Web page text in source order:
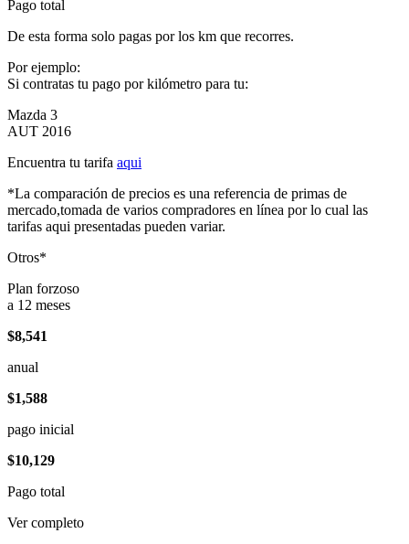
Pago total
De esta forma solo pagas por los km que recorres.
Por ejemplo:
Si contratas tu pago por kilómetro para tu:
Mazda 3
AUT 2016
Encuentra tu tarifa aqui
*La comparación de precios es una referencia de primas de
mercado,tomada de varios compradores en línea por lo cual las
tarifas aqui presentadas pueden variar.
Otros*
Plan forzoso
a 12 meses
$8,541
anual
$1,588
pago inicial
$10,129
Pago total
Ver completo